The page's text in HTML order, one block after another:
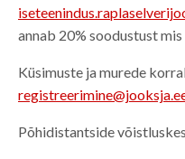
annab 20% soodustust
Küsimuste ja murede
Põhidistantside